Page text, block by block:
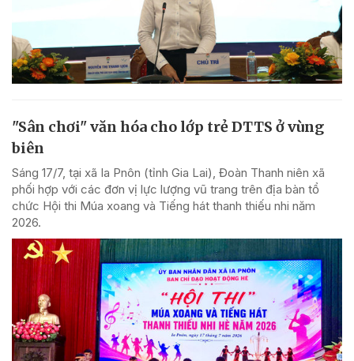
"Sân chơi" văn hóa cho lớp trẻ DTTS ở vùng
biên
Sáng 17/7, tại xã Ia Pnôn (tỉnh Gia Lai), Đoàn Thanh niên xã
phối hợp với các đơn vị lực lượng vũ trang trên địa bàn tổ
chức Hội thi Múa xoang và Tiếng hát thanh thiếu nhi năm
2026.